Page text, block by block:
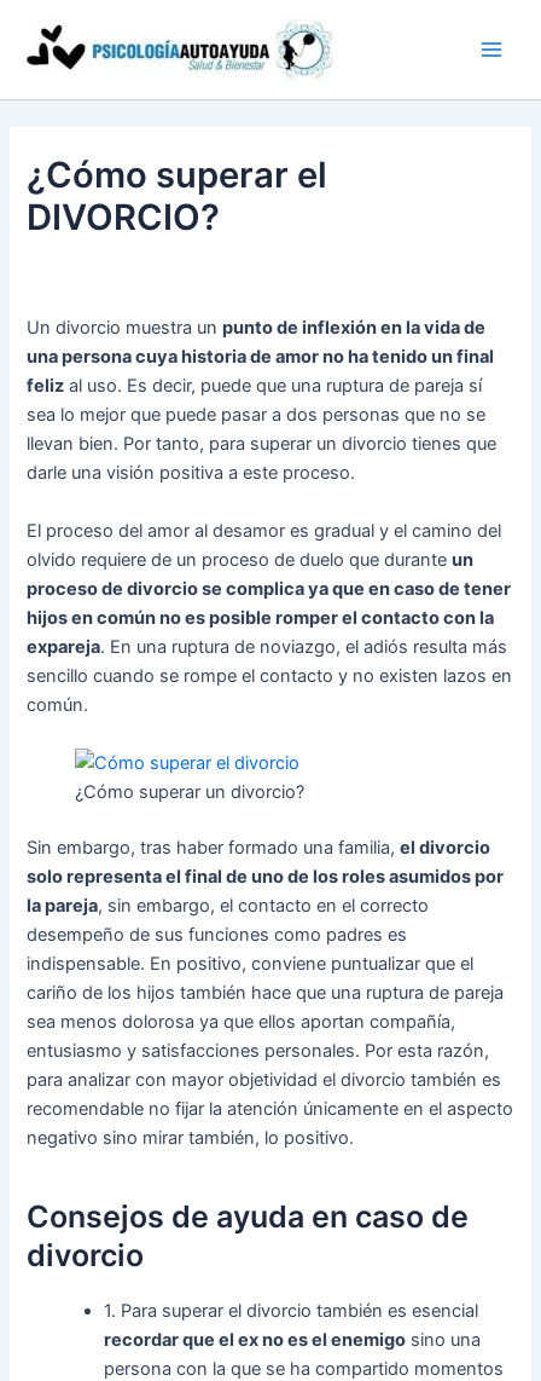
contenido
¿Cómo superar el
DIVORCIO?
Un divorcio muestra unpunto de inflexión en la vida de
una persona cuya historia de amor no ha tenido un final
feliz al uso. Es decir, puede que una ruptura de pareja sí
sea lo mejor que puede pasar a dos personas que no se
llevan bien. Por tanto, para superar un divorcio tienes que
darle una visión positiva a este proceso.
El proceso del amor al desamor es gradual y el camino del
olvido requiere de un proceso de duelo que duranteun
proceso de divorcio se complica ya que en caso de tener
hijos en común no es posible romper el contacto con la
expareja. En una ruptura de noviazgo, el adiós resulta más
sencillo cuando se rompe el contacto y no existen lazos en
común.
¿Cómo superar un divorcio?
Sin embargo, tras haber formado una familia,el divorcio
solo representa el final de uno de los roles asumidos por
la pareja, sin embargo, el contacto en el correcto
desempeño de sus funciones como padres es
indispensable. En positivo, conviene puntualizar que el
cariño de los hijos también hace que una ruptura de pareja
sea menos dolorosa ya que ellos aportan compañía,
entusiasmo y satisfacciones personales. Por esta razón,
para analizar con mayor objetividad el divorcio también es
recomendable no fijar la atención únicamente en el aspecto
negativo sino mirar también, lo positivo.
Consejos de ayuda en caso de
divorcio
1. Para superar el divorcio también es esencial
recordar que el ex no es el enemigo sino una
persona con la que se ha compartido momentos